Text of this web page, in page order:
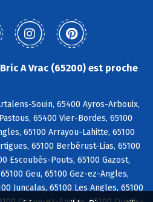
A Vrac (65200) est proche
Souin, 65400 Ayros-Arbouix,
65400 Vier-Bordes, 65100
65100 Arrayou-Lahitte, 65100
65100 Berbérust-Lias, 65100
Escoubès-Pouts, 65100 Gazost,
Geu, 65100 Gez-ez-Angles,
Juncalas, 65100 Les Angles, 65100